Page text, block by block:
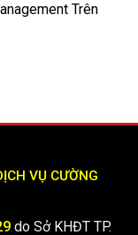
Trên
VỤ CƯỜNG
do Sở KHĐT TP.